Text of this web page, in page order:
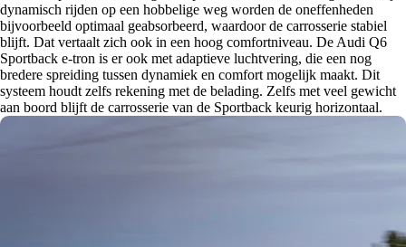
dynamisch rijden op een hobbelige weg worden de oneffenheden
bijvoorbeeld optimaal geabsorbeerd, waardoor de carrosserie stabiel
blijft. Dat vertaalt zich ook in een hoog comfortniveau. De Audi Q6
Sportback e-tron is er ook met adaptieve luchtvering, die een nog
bredere spreiding tussen dynamiek en comfort mogelijk maakt. Dit
systeem houdt zelfs rekening met de belading. Zelfs met veel gewicht
aan boord blijft de carrosserie van de Sportback keurig horizontaal.